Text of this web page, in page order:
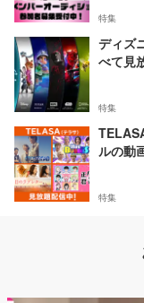
特集
ディズ
べて見
特集
ルの動
特集